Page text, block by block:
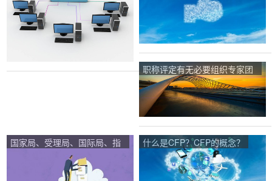
职称评定有无必要组织专家团
队对申请人的专业文化素养进
行专门考核？
国家局、受理局、国际局、指
定局、选定局的定义分别是什
什么是CFP？CFP的概念？